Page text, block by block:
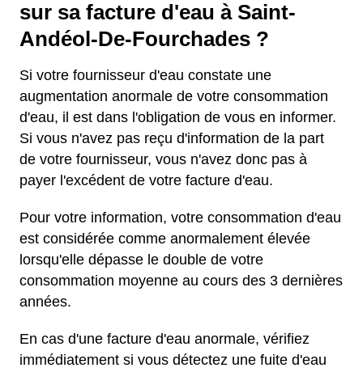
sur sa facture d'eau à Saint-
Andéol-De-Fourchades ?
Si votre fournisseur d'eau constate une
augmentation anormale de votre consommation
d'eau, il est dans l'obligation de vous en informer.
Si vous n'avez pas reçu d'information de la part
de votre fournisseur, vous n'avez donc pas à
payer l'excédent de votre facture d'eau.
Pour votre information, votre consommation d'eau
est considérée comme anormalement élevée
lorsqu'elle dépasse le double de votre
consommation moyenne au cours des 3 dernières
années.
En cas d'une facture d'eau anormale, vérifiez
immédiatement si vous détectez une fuite d'eau